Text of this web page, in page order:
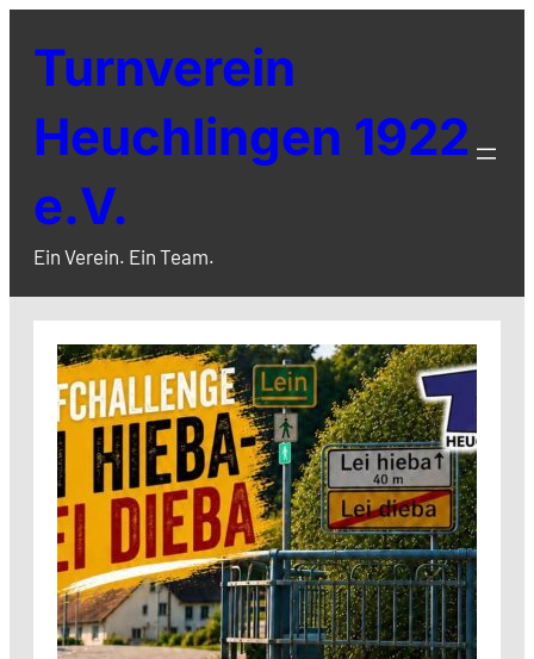
Inhalt
springen
Turnverein
Heuchlingen 1922
e.V.
Ein Verein. Ein Team.